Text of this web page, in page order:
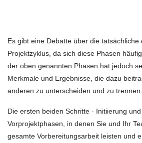
Es gibt eine Debatte über die tatsächliche
Projektzyklus, da sich diese Phasen
der oben genannten Phasen hat jedoch
Merkmale und Ergebnisse, die dazu
anderen zu unterscheiden und zu trennen.
Die ersten beiden Schritte - Initiierung
Vorprojektphasen, in denen Sie und Ihr
gesamte Vorbereitungsarbeit leisten und